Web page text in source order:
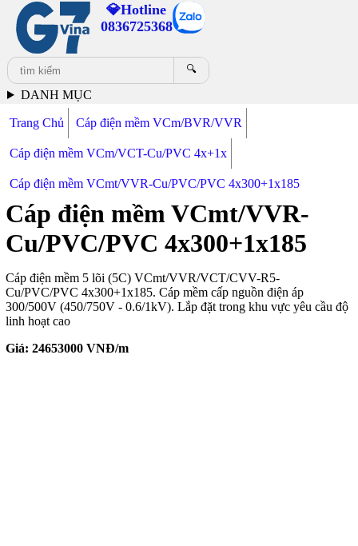
💎Hotline
0836725368
🔍
DANH MỤC
Trang Chủ Cáp điện mềm VCm/BVR/VVR
Cáp điện mềm VCm/VCT-Cu/PVC 4x+1x
Cáp điện mềm VCmt/VVR-Cu/PVC/PVC 4x300+1x185
Cáp điện mềm VCmt/VVR-
Cu/PVC/PVC 4x300+1x185
Cáp điện mềm 5 lõi (5C) VCmt/VVR/VCT/CVV-R5-
Cu/PVC/PVC 4x300+1x185. Cáp mềm cấp nguồn điện áp
300/500V (450/750V - 0.6/1kV). Lắp đặt trong khu vực yêu cầu độ
linh hoạt cao
Giá: 24653000VNĐ/m